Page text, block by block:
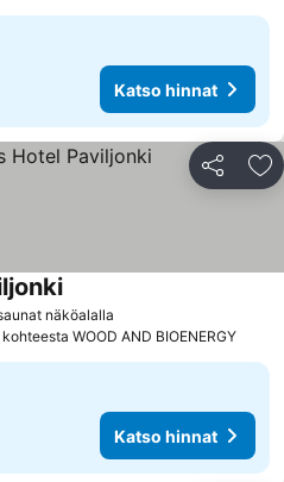
Katso hinnat
Jaa
näköalalla
WOOD AND BIOENERGY
Katso hinnat